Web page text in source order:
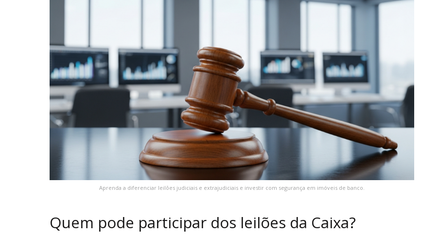
Aprenda a diferenciar leilões judiciais e extrajudiciais e investir com segurança em imóveis de banco.
Quem pode participar dos leilões da Caixa?